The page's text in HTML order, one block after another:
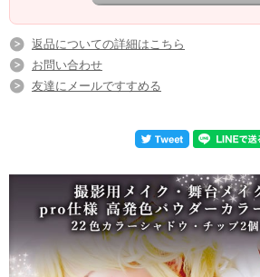
返品についての詳細はこちら
お問い合わせ
友達にメールですすめる